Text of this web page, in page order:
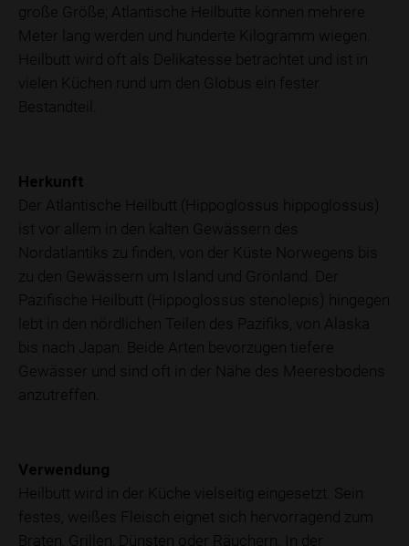
große Größe; Atlantische Heilbutte können mehrere
Meter lang werden und hunderte Kilogramm wiegen.
Heilbutt wird oft als Delikatesse betrachtet und ist in
vielen Küchen rund um den Globus ein fester
Bestandteil.
Herkunft
Der Atlantische Heilbutt (Hippoglossus hippoglossus)
ist vor allem in den kalten Gewässern des
Nordatlantiks zu finden, von der Küste Norwegens bis
zu den Gewässern um Island und Grönland. Der
Pazifische Heilbutt (Hippoglossus stenolepis) hingegen
lebt in den nördlichen Teilen des Pazifiks, von Alaska
bis nach Japan. Beide Arten bevorzugen tiefere
Gewässer und sind oft in der Nähe des Meeresbodens
anzutreffen.
Verwendung
Heilbutt wird in der Küche vielseitig eingesetzt. Sein
festes, weißes Fleisch eignet sich hervorragend zum
Braten, Grillen, Dünsten oder Räuchern. In der